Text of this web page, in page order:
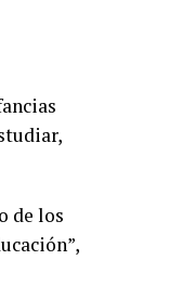
de los